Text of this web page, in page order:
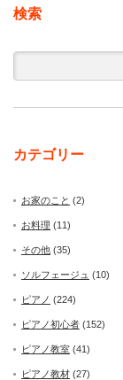
検索
カテゴリー
お家のこと (2)
お料理 (11)
その他 (35)
ソルフェージュ (10)
ピアノ (224)
ピアノ初心者 (152)
ピアノ教室 (41)
ピアノ教材 (27)